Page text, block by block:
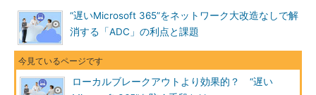
“遅いMicrosoft 365”をネットワーク大改造なしで解
消する「ADC」の利点と課題
ローカルブレークアウトより効果的？ “遅い